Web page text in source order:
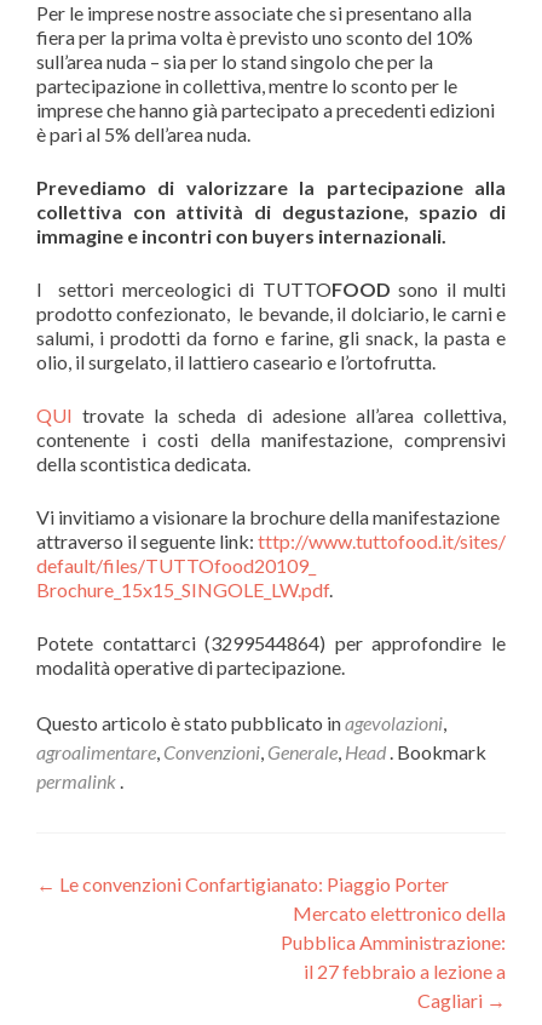
Per le imprese nostre associate che si presentano alla
fiera per la prima volta è previsto uno sconto del 10%
sull’area nuda – sia per lo stand singolo che per la
partecipazione in collettiva, mentre lo sconto per le
imprese che hanno già partecipato a precedenti edizioni
è pari al 5% dell’area nuda.
Prevediamo di valorizzare la partecipazione alla
collettiva con attività di degustazione, spazio di
immagine e incontri con buyers internazionali.
I settori merceologici di TUTTOFOOD sono il multi
prodotto confezionato, le bevande, il dolciario, le carni e
salumi, i prodotti da forno e farine, gli snack, la pasta e
olio, il surgelato, il lattiero caseario e l’ortofrutta.
QUI trovate la scheda di adesione all’area collettiva,
contenente i costi della manifestazione, comprensivi
della scontistica dedicata.
Vi invitiamo a visionare la brochure della manifestazione
attraverso il seguente link: tttp://www.tuttofood.it/sites/
default/files/TUTTOfood20109_
Brochure_15x15_SINGOLE_LW.pdf.
Potete contattarci (3299544864) per approfondire le
modalità operative di partecipazione.
Questo articolo è stato pubblicato inagevolazioni,
agroalimentare, Convenzioni, Generale, Head . Bookmark
permalink .
Navigazione
← Le convenzioni Confartigianato: Piaggio Porter
Mercato elettronico della
Pubblica Amministrazione:
il 27 febbraio a lezione a
Cagliari →